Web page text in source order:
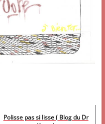
Polisse pas si lisse ( Blog du Dr